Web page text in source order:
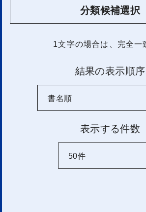
分類候補選択
1文字の場合は、完全一
結果の表示順序
表示する件数